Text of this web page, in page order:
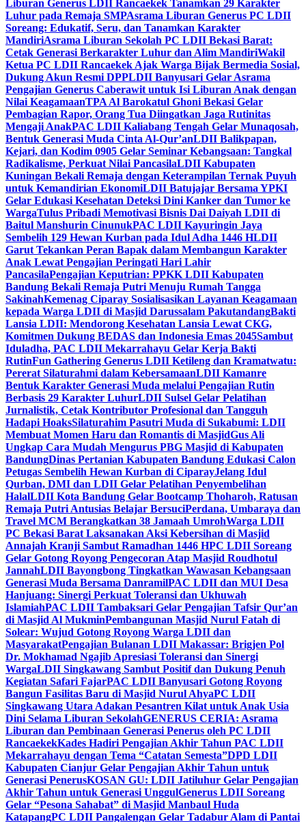
Liburan Generus LDII Rancaekek Tanamkan 29 Karakter
Luhur pada Remaja SMPAsrama Liburan Generus PC LDII
Soreang: Edukatif, Seru, dan Tanamkan Karakter
MandiriAsrama Liburan Sekolah PC LDII Bekasi Barat:
Cetak Generasi Berkarakter Luhur dan Alim MandiriWakil
Ketua PC LDII Rancaekek Ajak Warga Bijak Bermedia Sosial,
Dukung Akun Resmi DPPLDII Banyusari Gelar Asrama
Pengajian Generus Caberawit untuk Isi Liburan Anak dengan
Nilai KeagamaanTPA Al Barokatul Ghoni Bekasi Gelar
Pembagian Rapor, Orang Tua Diingatkan Jaga Rutinitas
Mengaji AnakPAC LDII Kaliabang Tengah Gelar Munaqosah,
Bentuk Generasi Muda Cinta Al-Qur’anLDII Balikpapan,
Kejari, dan Kodim 0905 Gelar Seminar Kebangsaan: Tangkal
Radikalisme, Perkuat Nilai PancasilaLDII Kabupaten
Kuningan Bekali Remaja dengan Keterampilan Ternak Puyuh
untuk Kemandirian EkonomiLDII Batujajar Bersama YPKI
Gelar Edukasi Kesehatan Deteksi Dini Kanker dan Tumor ke
WargaTulus Pribadi Memotivasi Bisnis Dai Daiyah LDII di
Baitul Manshurin CinunukPAC LDII Kayuringin Jaya
Sembelih 129 Hewan Kurban pada Idul Adha 1446 HLDII
Garut Tekankan Peran Bapak dalam Membangun Karakter
Anak Lewat Pengajian Peringati Hari Lahir
PancasilaPengajian Keputrian: PPKK LDII Kabupaten
Bandung Bekali Remaja Putri Menuju Rumah Tangga
SakinahKemenag Ciparay Sosialisasikan Layanan Keagamaan
kepada Warga LDII di Masjid Darussalam PakutandangBakti
Lansia LDII: Mendorong Kesehatan Lansia Lewat CKG,
Komitmen Dukung BEDAS dan Indonesia Emas 2045Sambut
Iduladha, PAC LDII Mekarrahayu Gelar Kerja Bakti
RutinFun Gathering Generus LDII Ketileng dan Kramatwatu:
Pererat Silaturahmi dalam KebersamaanLDII Kamanre
Bentuk Karakter Generasi Muda melalui Pengajian Rutin
Berbasis 29 Karakter LuhurLDII Sulsel Gelar Pelatihan
Jurnalistik, Cetak Kontributor Profesional dan Tangguh
Hadapi HoaksSilaturahim Pasutri Muda di Sukabumi: LDII
Membuat Momen Haru dan Romantis di MasjidGus Ali
Ungkap Cara Mudah Mengurus PBG Masjid di Kabupaten
BandungDinas Pertanian Kabupaten Bandung Edukasi Calon
Petugas Sembelih Hewan Kurban di CiparayJelang Idul
Qurban, DMI dan LDII Gelar Pelatihan Penyembelihan
HalalLDII Kota Bandung Gelar Bootcamp Thoharoh, Ratusan
Remaja Putri Antusias Belajar BersuciPerdana, Umbaraya dan
Travel MCM Berangkatkan 38 Jamaah UmrohWarga LDII
PC Bekasi Barat Laksanakan Aksi Kebersihan di Masjid
Annajah Kranji Sambut Ramadhan 1446 HPC LDII Soreang
Gelar Gotong Royong Pengecoran Atap Masjid Roudhotul
JannahLDII Bayongbong Tingkatkan Wawasan Kebangsaan
Generasi Muda Bersama DanramilPAC LDII dan MUI Desa
Hanjuang: Sinergi Perkuat Toleransi dan Ukhuwah
IslamiahPAC LDII Tambaksari Gelar Pengajian Tafsir Qur’an
di Masjid Al MukminPembangunan Masjid Nurul Fatah di
Solear: Wujud Gotong Royong Warga LDII dan
MasyarakatPengajian Bulanan LDII Makassar: Brigjen Pol
Dr. Mokhamad Ngajib Apresiasi Toleransi dan Sinergi
WargaLDII Singkawang Sambut Positif dan Dukung Penuh
Kegiatan Safari FajarPAC LDII Banyusari Gotong Royong
Bangun Fasilitas Baru di Masjid Nurul AhyaPC LDII
Singkawang Utara Adakan Pesantren Kilat untuk Anak Usia
Dini Selama Liburan SekolahGENERUS CERIA: Asrama
Liburan dan Pembinaan Generasi Penerus oleh PC LDII
RancaekekKades Hadiri Pengajian Akhir Tahun PAC LDII
Mekarrahayu dengan Tema “Catatan Semesta”DPD LDII
Kabupaten Cianjur Gelar Pengajian Akhir Tahun untuk
Generasi PenerusKOSAN GU: LDII Jatiluhur Gelar Pengajian
Akhir Tahun untuk Generasi UnggulGenerus LDII Soreang
Gelar “Pesona Sahabat” di Masjid Manbaul Huda
KatapangPC LDII Pangalengan Gelar Tadabur Alam di Pantai